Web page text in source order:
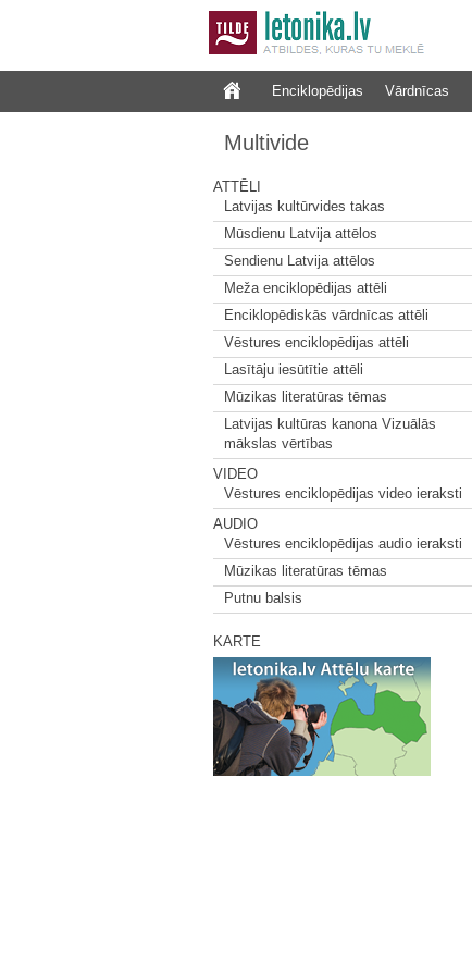
Enciklopēdijas Vārdnīcas
Multivide
ATTĒLI
Latvijas kultūrvides takas
Mūsdienu Latvija attēlos
Sendienu Latvija attēlos
Meža enciklopēdijas attēli
Enciklopēdiskās vārdnīcas attēli
Vēstures enciklopēdijas attēli
Lasītāju iesūtītie attēli
Mūzikas literatūras tēmas
Latvijas kultūras kanona Vizuālās
mākslas vērtības
VIDEO
Vēstures enciklopēdijas video ieraksti
AUDIO
Vēstures enciklopēdijas audio ieraksti
Mūzikas literatūras tēmas
Putnu balsis
KARTE